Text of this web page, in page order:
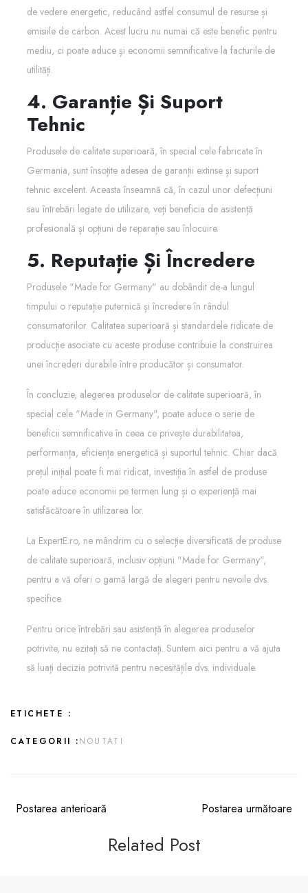
de vedere energetic, reducând astfel consumul de resurse și
emisiile de carbon. Acest lucru nu numai că este benefic pentru
mediu, ci poate aduce și economii semnificative la facturile de
utilități.
4. Garanție Și Suport
Tehnic
Produsele de calitate superioară, în special cele fabricate în
Germania, sunt însoțite adesea de garanții extinse și suport
tehnic excelent. Aceasta înseamnă că, în cazul unor defecțiuni
sau întrebări legate de utilizare, veți beneficia de asistență
profesională și opțiuni de reparație sau înlocuire.
5. Reputație Și Încredere
Produsele "Made for Germany" au dobândit de-a lungul
timpului o reputație puternică și încredere în rândul
consumatorilor. Calitatea superioară și standardele ridicate de
producție asociate cu aceste produse contribuie la construirea
unei încrederi durabile între producător și consumator.
În concluzie, alegerea produselor de calitate superioară, în
special cele "Made in Germany", poate aduce o serie de
beneficii semnificative în ceea ce privește durabilitatea,
performanța, eficiența energetică și suportul tehnic. Chiar dacă
prețul inițial poate fi mai ridicat, investiția în astfel de produse
poate aduce economii pe termen lung și o experiență mai
satisfăcătoare în utilizarea lor.
La ExpertE.ro, ne mândrim cu o selecție diversificată de produse
de calitate superioară, inclusiv opțiuni "Made for Germany",
pentru a vă oferi o gamă largă de alegeri pentru nevoile dvs.
specifice.
Pentru orice întrebări sau asistență în alegerea produselor
potrivite, nu ezitați să ne contactați. Suntem aici pentru a vă ajuta
să luați decizia potrivită pentru necesitățile dvs. individuale.
ETICHETE :
CATEGORII :NOUTATI
Postarea anterioară Postarea următoare
Related Post